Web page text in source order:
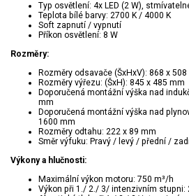
Typ osvětlení: 4x LED (2 W),
Teplota bílé barvy: 2700 K / 4000 K
Soft zapnutí / vypnutí
Příkon osvětlení: 8 W
Rozměry:
Rozměry odsavače (ŠxHxV): 868 x
Rozměry výřezu: (ŠxH): 845 x 485 mm
Doporučená montážní výška nad
mm
Doporučená montážní výška nad
1600 mm
Rozměry odtahu: 222 x 89 mm
Směr výfuku: Pravý / levý / přední /
Výkony a hlučnosti:
Maximální výkon motoru: 750 m³/h
Výkon při 1./ 2./ 3/ intenzivním stupni: